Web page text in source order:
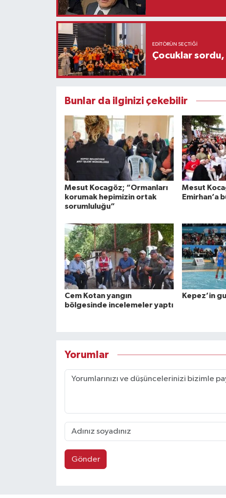
EDITÖRÜN SEÇTIĞI
Çocuklar sordu,
Bunlar da ilginizi çekebilir
Mesut Kocagöz; “Ormanları
korumak hepimizin ortak
sorumluluğu”
Mesut
Emirhan’a
Cem Kotan yangın
bölgesinde incelemeler yaptı
Kepez’in
Yorumlar
Gönder